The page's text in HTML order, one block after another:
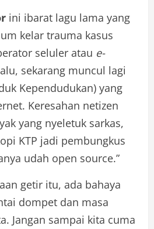
ini ibarat lagu lama yang
kelar trauma kasus
seluler atau e-
sekarang muncul lagi
Kependudukan) yang
Keresahan netizen
yang nyeletuk sarkas,
KTP jadi pembungkus
udah open source.”
getir itu, ada bahaya
dompet dan masa
Jangan sampai kita cuma